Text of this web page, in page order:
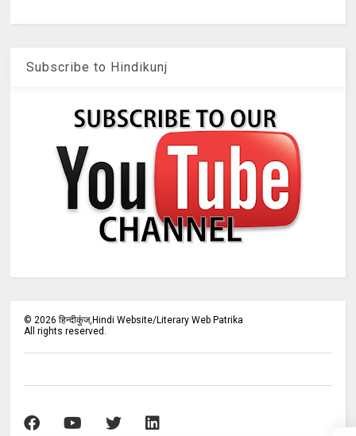
Subscribe to Hindikunj
©2026 हिन्दीकुंज,Hindi Website/Literary Web Patrika
All rights reserved.